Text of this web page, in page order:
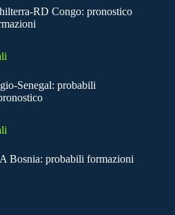
RD Congo: pronostico
Senegal: probabili
Bosnia: probabili formazioni